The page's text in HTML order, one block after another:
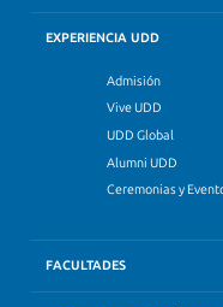
EXPERIENCIA UDD
Admisión
Vive UDD
UDD Global
Alumni UDD
Ceremonias y
FACULTADES